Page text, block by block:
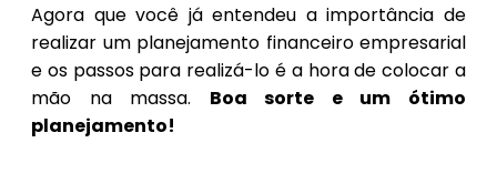
Agora que você já entendeu a importância de
realizar um planejamento financeiro empresarial
e os passos para realizá-lo é a hora de colocar a
mão na massa. Boa sorte e um ótimo
planejamento!